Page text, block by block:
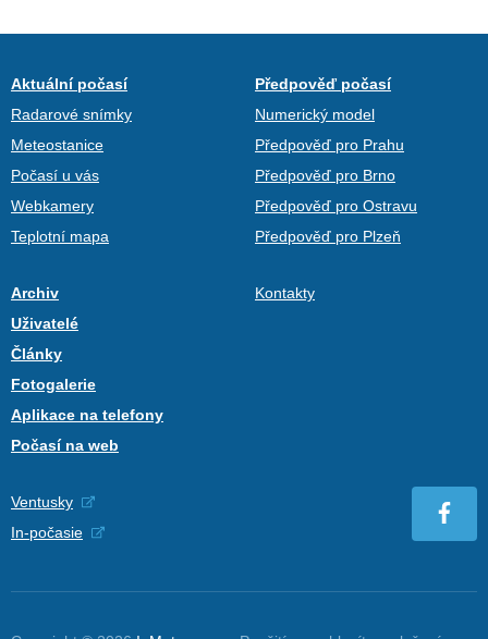
Aktuální počasí
Radarové snímky
Meteostanice
Počasí u vás
Webkamery
Teplotní mapa
Předpověď počasí
Numerický model
Předpověď pro Prahu
Předpověď pro Brno
Předpověď pro Ostravu
Předpověď pro Plzeň
Archiv
Uživatelé
Články
Fotogalerie
Aplikace na telefony
Počasí na web
Kontakty
Ventusky
In-počasie